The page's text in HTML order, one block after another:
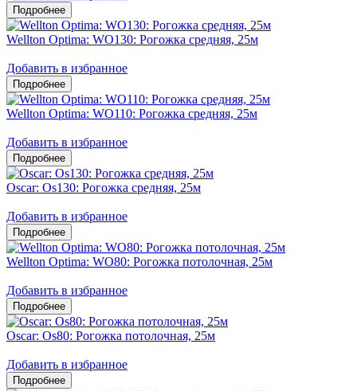
Wellton Optima: WO130: Рогожка средняя, 25м
Добавить в избранное
Wellton Optima: WO110: Рогожка средняя, 25м
Добавить в избранное
Oscar: Os130: Рогожка средняя, 25м
Добавить в избранное
Wellton Optima: WO80: Рогожка потолочная, 25м
Добавить в избранное
Oscar: Os80: Рогожка потолочная, 25м
Добавить в избранное